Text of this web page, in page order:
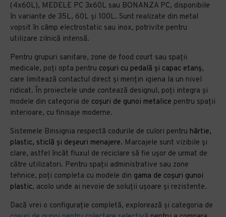
(4x60L), MEDELE PC 3x60L sau BONANZA PC, disponibile
în variante de 35L, 60L și 100L. Sunt realizate din metal
vopsit în câmp electrostatic sau inox, potrivite pentru
utilizare zilnică intensă.
Pentru grupuri sanitare, zone de food court sau spații
medicale, poți opta pentru coșuri cu pedală și capac etanș,
care limitează contactul direct și mențin igiena la un nivel
ridicat. În proiectele unde contează designul, poți integra și
modele din categoria de coșuri de gunoi metalice pentru spații
interioare, cu finisaje moderne.
Sistemele Binsignia respectă codurile de culori pentru hârtie,
plastic, sticlă și deșeuri menajere. Marcajele sunt vizibile și
clare, astfel încât fluxul de reciclare să fie ușor de urmat de
către utilizatori. Pentru spații administrative sau zone
tehnice, poți completa cu modele din gama de coșuri gunoi
plastic, acolo unde ai nevoie de soluții ușoare și rezistente.
Dacă vrei o configurație completă, explorează și categoria de